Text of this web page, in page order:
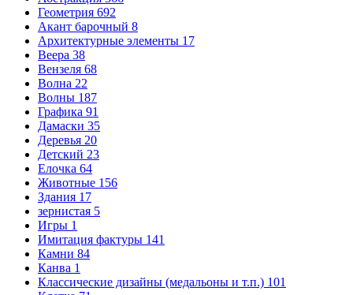
Геометрия 692
Акант барочный 8
Архитектурные элементы 17
Веера 38
Вензеля 68
Волна 22
Волны 187
Графика 91
Дамаски 35
Деревья 20
Детский 23
Елочка 64
Животные 156
Здания 17
зернистая 5
Игры 1
Имитация фактуры 141
Камни 84
Канва 1
Классические дизайны (медальоны и т.п.) 101